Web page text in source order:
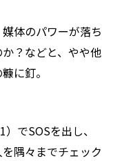
体のパワーが落ち
？などと、やや他
に釘。
でSOSを出し、
隅々までチェック